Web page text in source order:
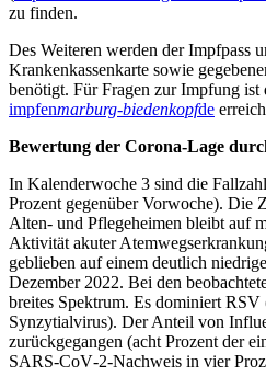
zu finden.
Des Weiteren werden der Impfpass
Krankenkassenkarte sowie
benötigt. Für Fragen zur Impfung
impfenmarburg-biedenkopfde
Bewertung der Corona-Lage
In Kalenderwoche 3 sind die
Prozent gegenüber Vorwoche). Die
Alten- und Pflegeheimen bleibt auf
Aktivität akuter
geblieben auf einem deutlich
Dezember 2022. Bei den
breites Spektrum. Es dominiert RSV
Synzytialvirus). Der Anteil von
zurückgegangen (acht Prozent der
SARS‑CoV‑2‑Nachweis in vier